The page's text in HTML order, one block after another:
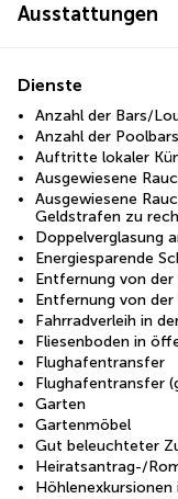
Ausstattungen
Dienste
Anzahl der Bars/
Anzahl der
Auftritte lokaler
Ausgewiesene
Ausgewiesene
Geldstrafen zu
Doppelverglasung
Energiesparende
Entfernung von
Entfernung von
Fahrradverleih in
Fliesenboden in
Flughafentransfer
Flughafentransfer
Garten
Gartenmöbel
Gut beleuchteter
Heiratsantrag-/
Höhlenexkursionen